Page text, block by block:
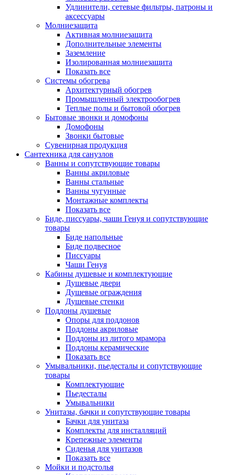
Удлинители, сетевые фильтры, патроны и
аксессуары
Молниезащита
Активная молниезащита
Дополнительные элементы
Заземление
Изолированная молниезащита
Показать все
Системы обогрева
Архитектурный обогрев
Промышленный электрообогрев
Теплые полы и бытовой обогрев
Бытовые звонки и домофоны
Домофоны
Звонки бытовые
Сувенирная продукция
Сантехника для санузлов
Ванны и сопутствующие товары
Ванны акриловые
Ванны стальные
Ванны чугунные
Монтажные комплекты
Показать все
Биде, писсуары, чаши Генуя и сопутствующие
товары
Биде напольные
Биде подвесное
Писсуары
Чаши Генуя
Кабины душевые и комплектующие
Душевые двери
Душевые ограждения
Душевые стенки
Поддоны душевые
Опоры для поддонов
Поддоны акриловые
Поддоны из литого мрамора
Поддоны керамические
Показать все
Умывальники, пьедесталы и сопутствующие
товары
Комплектующие
Пьедесталы
Умывальники
Унитазы, бачки и сопутствующие товары
Бачки для унитаза
Комплекты для инсталляций
Крепежные элементы
Сиденья для унитазов
Показать все
Мойки и подстолья